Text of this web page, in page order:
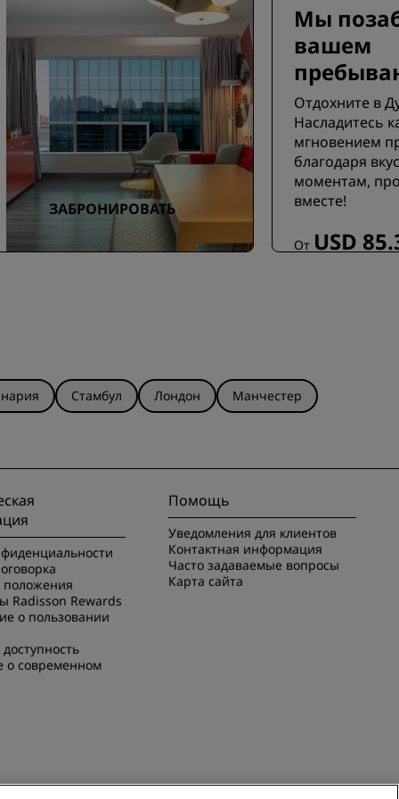
ЗАБРОНИРОВАТЬ
Мы
вашем
Отдохните в
Насладитесь
мгновением
благодаря
моментам,
вместе!
От USD
Стамбул Лондон Манчестер
положения
Radisson Rewards
о пользовании
о современном
Помощь
Уведомления для клиентов
Контактная информация
Часто задаваемые вопросы
Карта сайта